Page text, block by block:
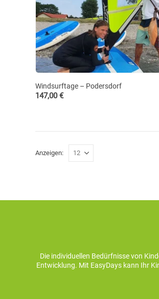
Windsurftage – Podersdorf
147,00€
Anzeigen:
Die individuellen Bedürfnisse von
Entwicklung. Mit EasyDays kann Ihr